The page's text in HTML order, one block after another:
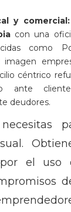
y comercial:
con una
como
imagen
céntrico
ante
deudores.
el uso